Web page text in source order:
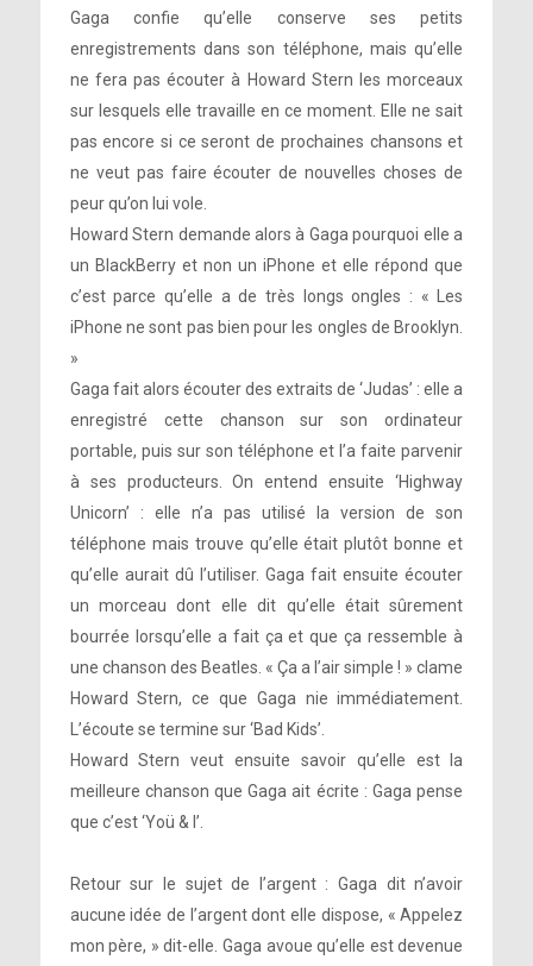
Gaga confie qu’elle conserve ses petits
enregistrements dans son téléphone, mais qu’elle
ne fera pas écouter à Howard Stern les morceaux
sur lesquels elle travaille en ce moment. Elle ne sait
pas encore si ce seront de prochaines chansons et
ne veut pas faire écouter de nouvelles choses de
peur qu’on lui vole.
Howard Stern demande alors à Gaga pourquoi elle a
un BlackBerry et non un iPhone et elle répond que
c’est parce qu’elle a de très longs ongles : « Les
iPhone ne sont pas bien pour les ongles de Brooklyn.
»
Gaga fait alors écouter des extraits de ‘Judas’ : elle a
enregistré cette chanson sur son ordinateur
portable, puis sur son téléphone et l’a faite parvenir
à ses producteurs. On entend ensuite ‘Highway
Unicorn’ : elle n’a pas utilisé la version de son
téléphone mais trouve qu’elle était plutôt bonne et
qu’elle aurait dû l’utiliser. Gaga fait ensuite écouter
un morceau dont elle dit qu’elle était sûrement
bourrée lorsqu’elle a fait ça et que ça ressemble à
une chanson des Beatles. « Ça a l’air simple ! » clame
Howard Stern, ce que Gaga nie immédiatement.
L’écoute se termine sur ‘Bad Kids’.
Howard Stern veut ensuite savoir qu’elle est la
meilleure chanson que Gaga ait écrite : Gaga pense
que c’est ‘Yoü & I’.
Retour sur le sujet de l’argent : Gaga dit n’avoir
aucune idée de l’argent dont elle dispose, « Appelez
mon père, » dit-elle. Gaga avoue qu’elle est devenue